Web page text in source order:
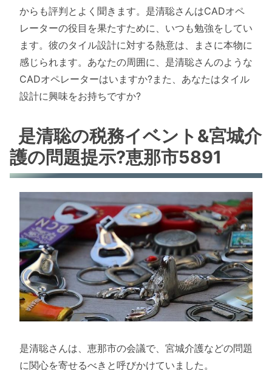
からも評判とよく聞きます。是清聡さんはCADオペ
レーターの役目を果たすために、いつも勉強をしてい
ます。彼のタイル設計に対する熱意は、まさに本物に
感じられます。あなたの周囲に、是清聡さんのような
CADオペレーターはいますか?また、あなたはタイル
設計に興味をお持ちですか?
是清聡の税務イベント&宮城介
護の問題提示?恵那市5891
是清聡さんは、恵那市の会議で、宮城介護などの問題
に関心を寄せるべきと呼びかけていました。